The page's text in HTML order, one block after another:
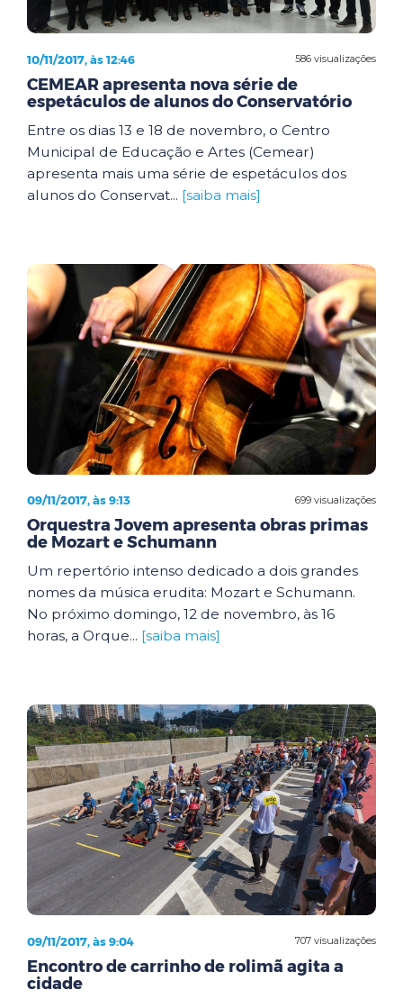
586 visualizações
10/11/2017, às 12:46
CEMEAR apresenta nova série de
espetáculos de alunos do Conservatório
Entre os dias 13 e 18 de novembro, o Centro
Municipal de Educação e Artes (Cemear)
apresenta mais uma série de espetáculos dos
alunos do Conservat... [saiba mais]
699 visualizações
09/11/2017, às 9:13
Orquestra Jovem apresenta obras primas
de Mozart e Schumann
Um repertório intenso dedicado a dois grandes
nomes da música erudita: Mozart e Schumann.
No próximo domingo, 12 de novembro, às 16
horas, a Orque... [saiba mais]
707 visualizações
09/11/2017, às 9:04
Encontro de carrinho de rolimã agita a
cidade